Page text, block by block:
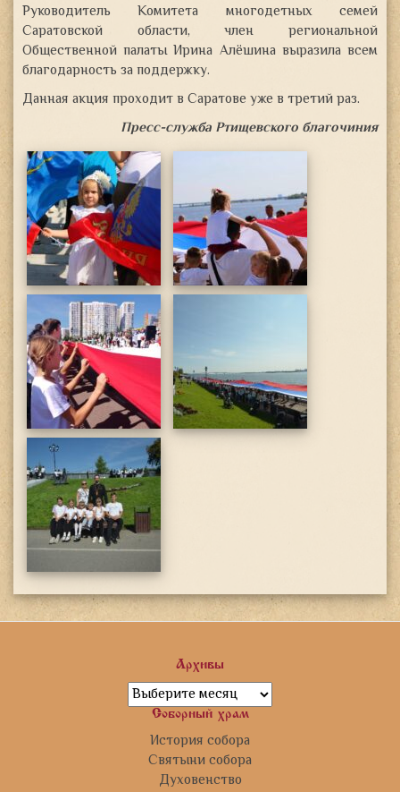
Руководитель Комитета многодетных семей
Саратовской области, член региональной
Общественной палаты Ирина Алёшина выразила всем
благодарность за поддержку.
Данная акция проходит в Саратове уже в третий раз.
Пресс-служба Ртищевского благочиния
Архивы
Архивы
Соборный храм
История собора
Святыни собора
Духовенство